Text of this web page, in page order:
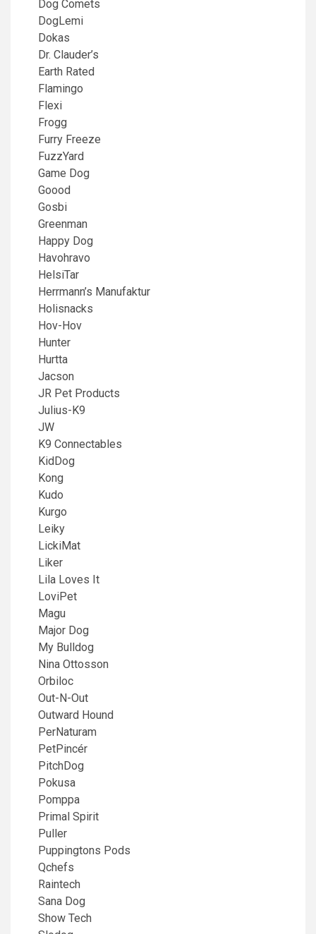
Dog Comets
DogLemi
Dokas
Dr. Clauder’s
Earth Rated
Flamingo
Flexi
Frogg
Furry Freeze
FuzzYard
Game Dog
Goood
Gosbi
Greenman
Happy Dog
Havohravo
HelsiTar
Herrmann’s Manufaktur
Holisnacks
Hov-Hov
Hunter
Hurtta
Jacson
JR Pet Products
Julius-K9
JW
K9 Connectables
KidDog
Kong
Kudo
Kurgo
Leiky
LickiMat
Liker
Lila Loves It
LoviPet
Magu
Major Dog
My Bulldog
Nina Ottosson
Orbiloc
Out-N-Out
Outward Hound
PerNaturam
PetPincér
PitchDog
Pokusa
Pomppa
Primal Spirit
Puller
Puppingtons Pods
Qchefs
Raintech
Sana Dog
Show Tech